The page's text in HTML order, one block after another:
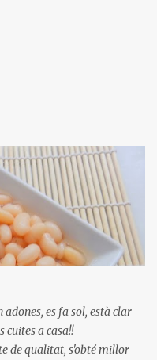
es fa sol, està clar
cuites a casa!!
de qualitat, s'obté millor